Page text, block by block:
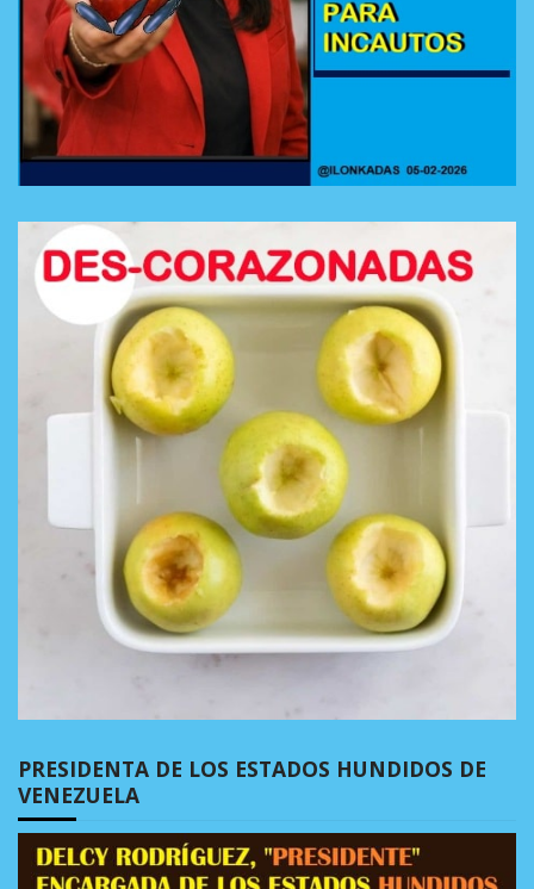
PRESIDENTA DE LOS ESTADOS HUNDIDOS DE
VENEZUELA